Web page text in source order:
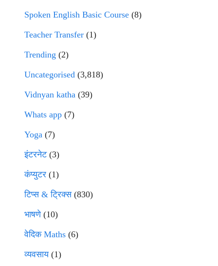
Spoken English Basic Course (8)
Teacher Transfer (1)
Trending (2)
Uncategorised (3,818)
Vidnyan katha (39)
Whats app (7)
Yoga (7)
इंटरनेट(3)
कंप्युटर (1)
टिप्स & ट्रिक्स(830)
भाषणे(10)
वेदिक Maths (6)
व्यवसाय(1)